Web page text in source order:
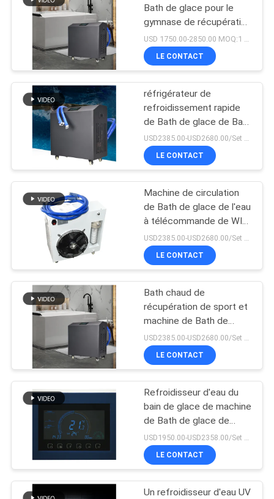
QUALITÉ
CONTACTEZ-
NOUS
NOUVELLES
DEMANDEZ
UNE
CITATION
SITE
PRIVACY
POLICY
Tache UV de LED
traitant le système
Réfrigérateur de
Bath de glace
38
Machine de Bath de
glace
19
Refroidisseur d'eau
industriel
Bath de glace pour le
gymnase de récupération
et de forme physique de
sports professionnels
LE CONTACT
réfrigérateur de
refroidissement rapide
de Bath de glace de Bath
chaud de certification de
la CE de 1P 2P XP Mini
Portable pour l'athlète
USD2385.00-USD2680.00/Set MOQ:1SET
LE CONTACT
Machine de circulation
de Bath de glace de l'eau
à télécommande de WIFI
d'intérieur pour le sport USD2385.00-USD2680.00/Set MOQ:1SET
LE CONTACT
Bath chaud de
récupération de sport et
machine de Bath de
glace pour la
récupération
d'athlétisme
LE CONTACT
Refroidisseur d'eau du
bain de glace de machine
de Bath de glace de
contrôle d'appli de Tuya
pour des
piscines/baquets
LE CONTACT
Un refroidisseur d'eau UV